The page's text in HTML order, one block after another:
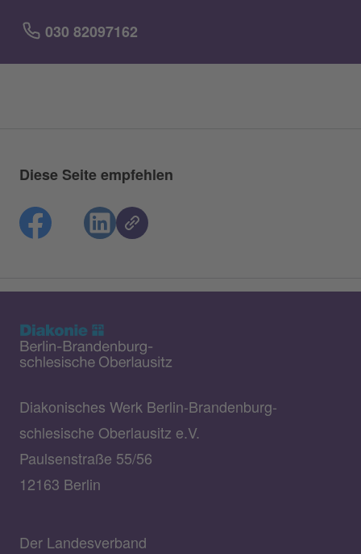
030 82097162
Diese Seite empfehlen
Diakonisches Werk Berlin-Brandenburg-
schlesische Oberlausitz e.V.
Paulsenstraße 55/56
12163 Berlin
Der Landesverband